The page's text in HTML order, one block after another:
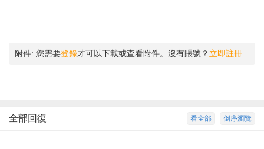
附件: 您需要登錄才可以下載或查看附件。沒有賬號？ 立即註冊
倒序瀏覽
看全部
全部回復